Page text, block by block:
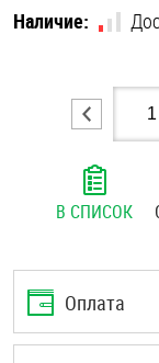
Шайбы
Шпильки
Шплинты
Штифты и
Наличие:
В СПИСОК
Оплата